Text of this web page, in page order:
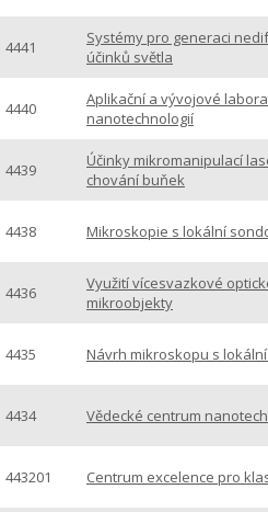
4441
Systémy pro generaci
účinků světla
4440
Aplikační a vývojové
nanotechnologií
4439
Účinky mikromanipulací
chování buňek
4438 Mikroskopie s lokální
4436
Využití vícesvazkové
mikroobjekty
4435 Návrh mikroskopu s
4434 Vědecké centrum
443201 Centrum excelence pro